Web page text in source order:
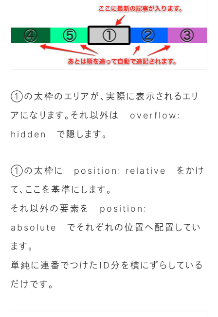
①の太枠のエリアが、実際に表示されるエリ
アになります。それ以外は overflow:
hidden で隠します。
①の太枠に position: relative をかけ
て、ここを基準にします。
それ以外の要素を position:
absolute でそれぞれの位置へ配置してい
ます。
単純に連番でつけたID分を横にずらしている
だけです。